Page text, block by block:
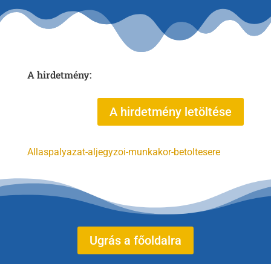
A hirdetmény:
A hirdetmény letöltése
Allaspalyazat-aljegyzoi-munkakor-betoltesere
Ugrás a főoldalra